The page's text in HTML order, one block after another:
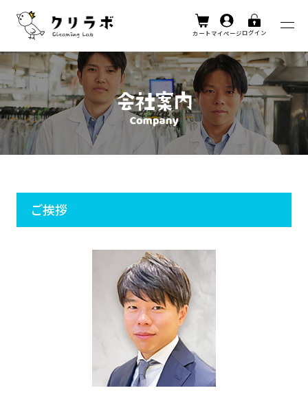
カートマイページログイン
ご挨拶